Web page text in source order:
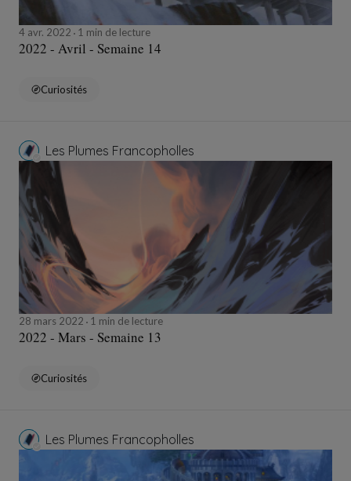
4 avr. 2022 1 min de lecture
2022 - Avril - Semaine 14
Curiosités
Les Plumes Francopholles
28 mars 2022 1 min de lecture
2022 - Mars - Semaine 13
Curiosités
Les Plumes Francopholles